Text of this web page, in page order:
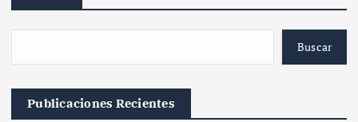
Buscar
Publicaciones Recientes